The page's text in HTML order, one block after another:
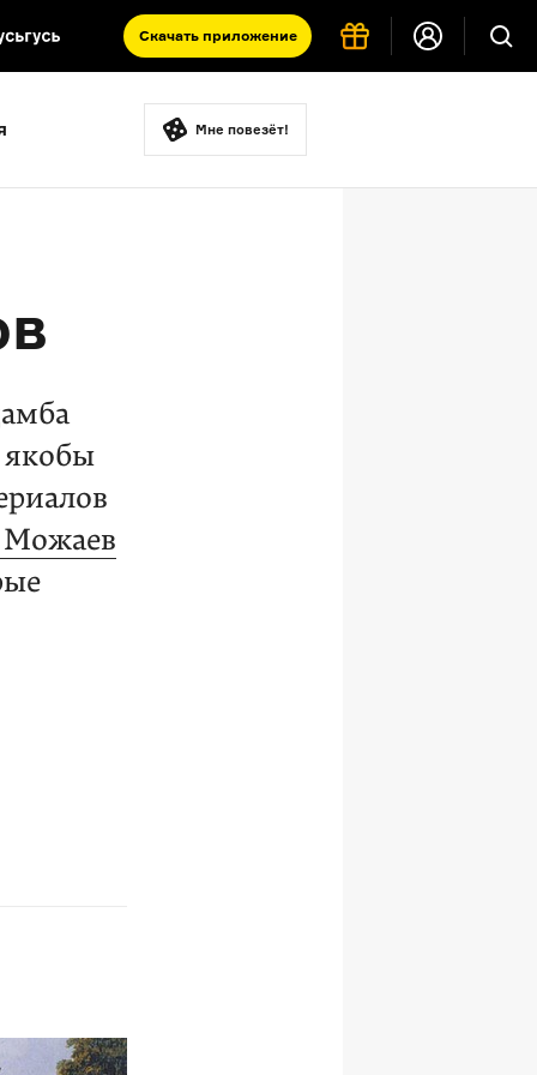
Скачать приложение
такое античность
Мне повезёт!
якобы
Можаев